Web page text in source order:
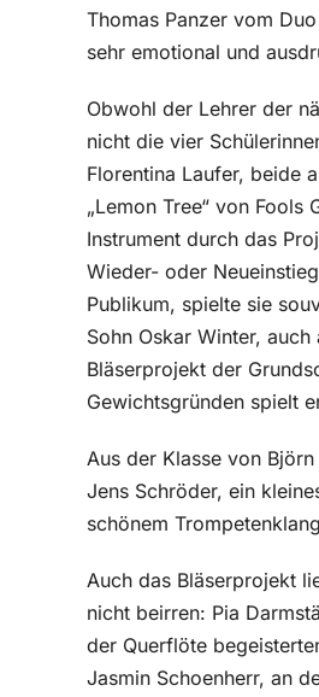
Thomas Panzer vom
sehr emotional und
Obwohl der Lehrer der
nicht die vier
Florentina Laufer, beide
„Lemon Tree“ von
Instrument durch das
Wieder- oder
Publikum, spielte sie
Sohn Oskar Winter, auch
Bläserprojekt der
Gewichtsgründen spielt
Aus der Klasse von
Jens Schröder, ein
schönem
Auch das Bläserprojekt
nicht beirren: Pia
der Querflöte
Jasmin Schoenherr, an